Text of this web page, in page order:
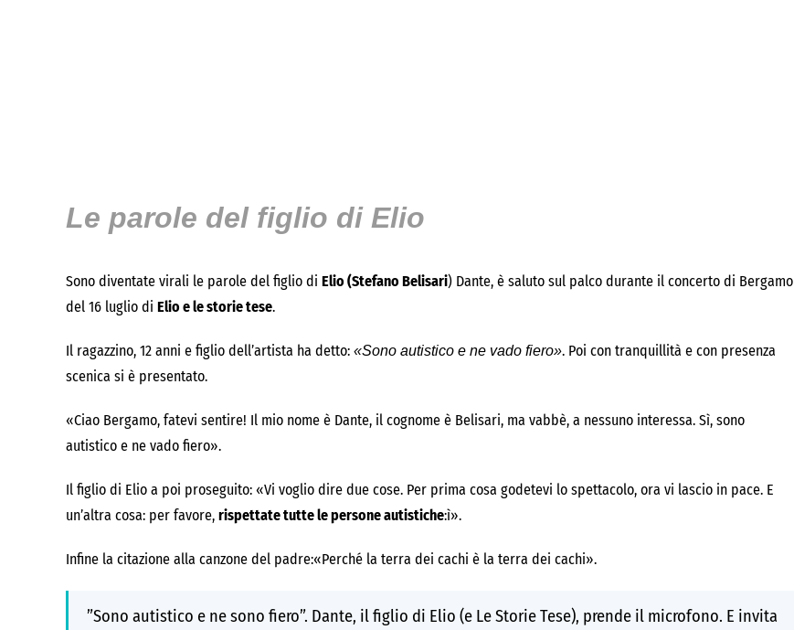
Le parole del figlio di Elio
Sono diventate virali le parole del figlio di Elio (Stefano Belisari) Dante, è saluto sul palco durante il concerto di Bergamo
del 16 luglio di Elio e le storie tese.
Il ragazzino, 12 anni e figlio dell’artista ha detto: «Sono autistico e ne vado fiero». Poi con tranquillità e con presenza
scenica si è presentato.
«Ciao Bergamo, fatevi sentire! Il mio nome è Dante, il cognome è Belisari, ma vabbè, a nessuno interessa. Sì, sono
autistico e ne vado fiero».
Il figlio di Elio a poi proseguito: «Vi voglio dire due cose. Per prima cosa godetevi lo spettacolo, ora vi lascio in pace. E
un’altra cosa: per favore, rispettate tutte le persone autistiche:ì».
Infine la citazione alla canzone del padre:«Perché la terra dei cachi è la terra dei cachi».
”Sono autistico e ne sono fiero”. Dante, il figlio di Elio (e Le Storie Tese), prende il microfono. E invita